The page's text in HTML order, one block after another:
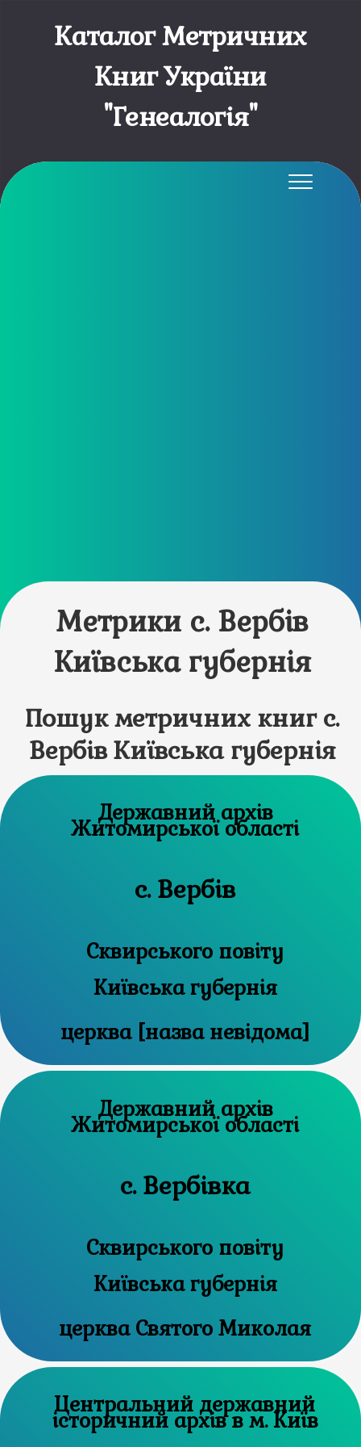
Каталог Метричних
Книг України
"Генеалогія"
Метрики с. Вербів
Київська губернія
Пошук метричних книг с.
Вербів Київська губернія
Державний архів
Житомирської області
с. Вербів
Сквирського повіту
Київська губернія
церква [назва невідома]
Державний архів
Житомирської області
с. Вербівка
Сквирського повіту
Київська губернія
церква Святого Миколая
Центральний державний
історичний архів в м. Київ